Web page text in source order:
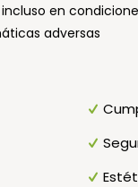
en
adversas